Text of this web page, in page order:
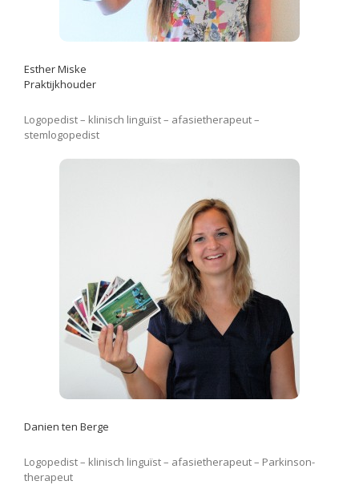
Esther Miske
Praktijkhouder
Logopedist – klinisch linguïst – afasietherapeut –
stemlogopedist
Danien ten Berge
Logopedist – klinisch linguïst – afasietherapeut – Parkinson-
therapeut